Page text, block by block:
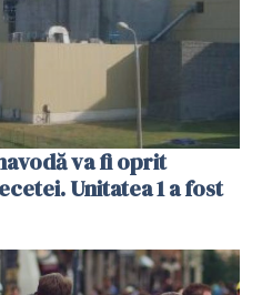
va fi oprit
Unitatea 1 a fost